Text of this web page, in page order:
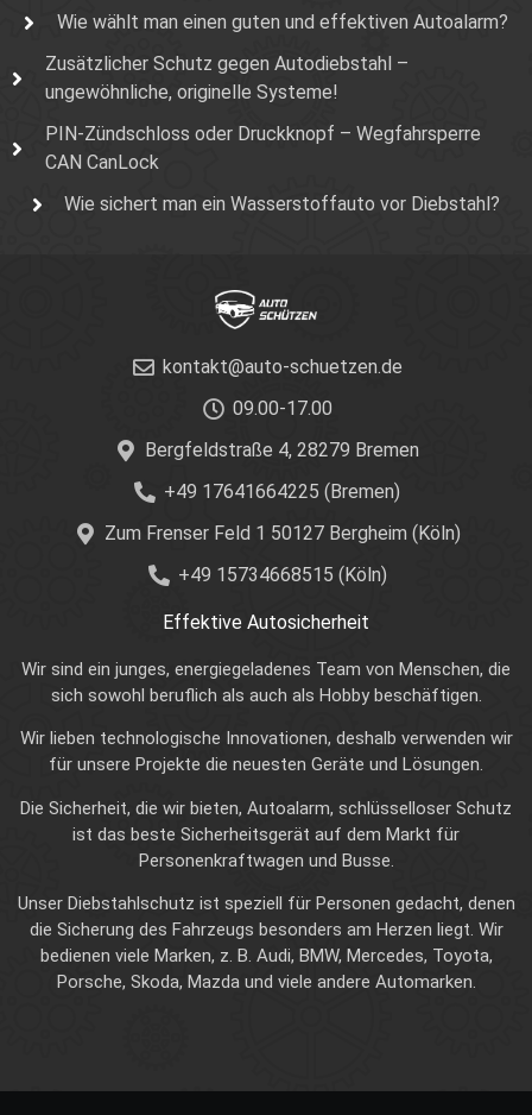
Wie wählt man einen guten und effektiven Autoalarm?
Zusätzlicher Schutz gegen Autodiebstahl –
ungewöhnliche, originelle Systeme!
PIN-Zündschloss oder Druckknopf – Wegfahrsperre
CAN CanLock
Wie sichert man ein Wasserstoffauto vor Diebstahl?
kontakt@auto-schuetzen.de
09.00-17.00
Bergfeldstraße 4, 28279 Bremen
+49 17641664225 (Bremen)
Zum Frenser Feld 1 50127 Bergheim (Köln)
+49 15734668515 (Köln)
Effektive Autosicherheit
Wir sind ein junges, energiegeladenes Team von Menschen, die
sich sowohl beruflich als auch als Hobby beschäftigen.
Wir lieben technologische Innovationen, deshalb verwenden wir
für unsere Projekte die neuesten Geräte und Lösungen.
Die Sicherheit, die wir bieten, Autoalarm, schlüsselloser Schutz
ist das beste Sicherheitsgerät auf dem Markt für
Personenkraftwagen und Busse.
Unser Diebstahlschutz ist speziell für Personen gedacht, denen
die Sicherung des Fahrzeugs besonders am Herzen liegt. Wir
bedienen viele Marken, z. B. Audi, BMW, Mercedes, Toyota,
Porsche, Skoda, Mazda und viele andere Automarken.